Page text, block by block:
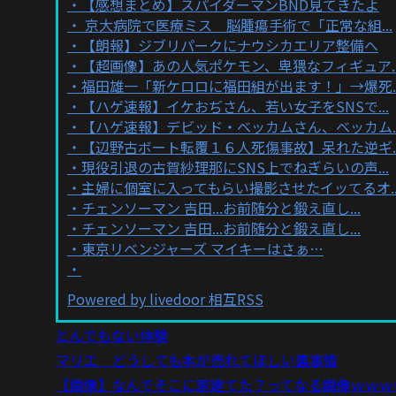
京大病院で医療ミス 脳腫瘍手術で「正常な組...
【朗報】ジブリパークにナウシカエリア整備へ
【超画像】あの人気ポケモン、卑猥なフィギュア
福田雄一「新ケロロに福田組が出ます！」→爆死
【ハゲ速報】イケおぢさん、若い女子をSNSで...
【ハゲ速報】デビッド・ベッカムさん、ベッカム
【辺野古ボート転覆１６人死傷事故】呆れた逆ギ
現役引退の古賀紗理那にSNS上でねぎらいの声...
主婦に個室に入ってもらい撮影させたイッてるオ
チェンソーマン 吉田...お前随分と鍛え直し...
チェンソーマン 吉田...お前随分と鍛え直し...
東京リベンジャーズ マイキーはさぁ…
Powered by livedoor 相互RSS
とんでもない体験
マリエ どうしても本が売れてほしい裏事情
【画像】なんでそこに家建てた？ってなる画像ｗｗ